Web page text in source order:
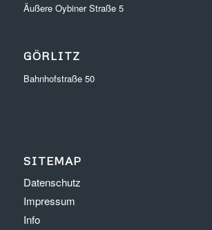
Äußere Oybiner Straße 5
GÖRLITZ
Bahnhofstraße 50
SITEMAP
Datenschutz
Impressum
Info